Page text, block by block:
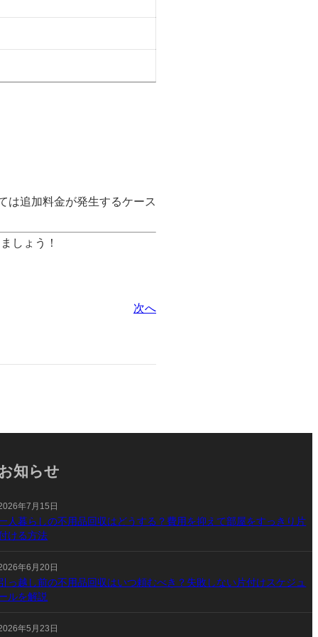
は追加料金が発生するケース
しょう！
次へ
知らせ
年7月15日
人暮らしの不用品回収はどうする？費用を抑えて部屋をすっきり片
ける方法
年6月20日
っ越し前の不用品回収はいつ頼むべき？失敗しない片付けスケジュ
ルを解説
年5月23日